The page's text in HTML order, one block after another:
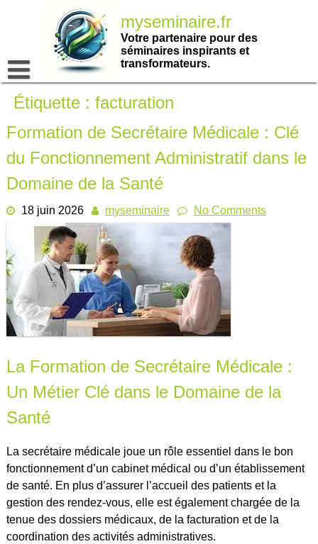
myseminaire.fr
Votre partenaire pour des
séminaires inspirants et
transformateurs.
Étiquette : facturation
Formation de Secrétaire Médicale : Clé
du Fonctionnement Administratif dans le
Domaine de la Santé
18 juin 2026 myseminaire No Comments
La Formation de Secrétaire Médicale :
Un Métier Clé dans le Domaine de la
Santé
La secrétaire médicale joue un rôle essentiel dans le bon
fonctionnement d’un cabinet médical ou d’un établissement
de santé. En plus d’assurer l’accueil des patients et la
gestion des rendez-vous, elle est également chargée de la
tenue des dossiers médicaux, de la facturation et de la
coordination des activités administratives.